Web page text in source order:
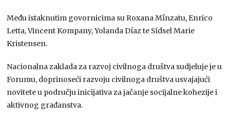
Među istaknutim govornicima su Roxana Mînzatu, Enrico
Letta,Vincent Kompany,Yolanda Díazte Sidsel Marie
Kristensen.
Nacionalna zaklada za razvoj civilnoga društva sudjeluje je u
Forumu, doprinoseći razvoju civilnoga društva usvajajući
novitete u području inicijativa za jačanje socijalne kohezije i
aktivnog građanstva.